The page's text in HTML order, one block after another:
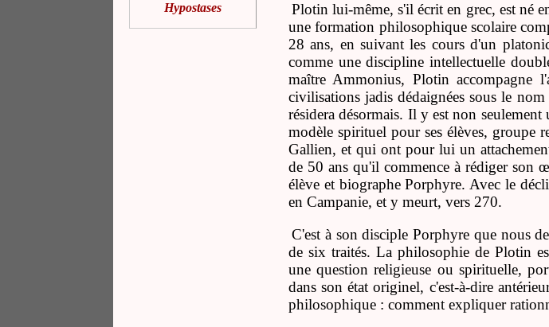
Plotin lui-même, s'il écrit en grec, est né
une formation philosophique scolaire
28 ans, en suivant les cours d'un
comme une discipline intellectuelle
maître Ammonius, Plotin accompagne
civilisations jadis dédaignées sous le
résidera désormais. Il y est non
modèle spirituel pour ses élèves, groupe
Gallien, et qui ont pour lui un
de 50 ans qu'il commence à rédiger son
élève et biographe Porphyre. Avec le
en Campanie, et y meurt, vers 270.
C'est à son disciple Porphyre que nous
de six traités. La philosophie de Plotin
une question religieuse ou spirituelle,
dans son état originel, c'est-à-dire
philosophique : comment expliquer
Hypostases